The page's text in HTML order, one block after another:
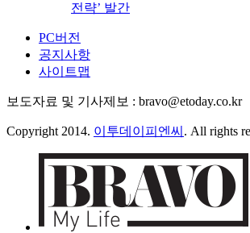
전략’ 발간
PC버전
공지사항
사이트맵
보도자료 및 기사제보 : bravo@etoday.co.kr
Copyright 2014. 이투데이피엔씨 . All rights